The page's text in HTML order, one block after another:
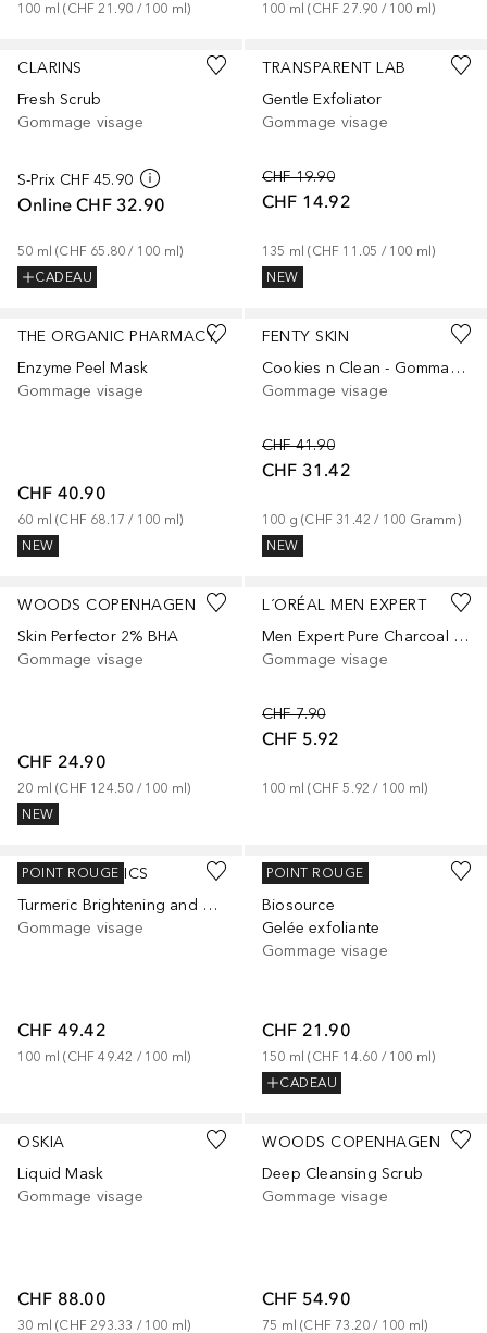
100 ml (CHF 21.90 / 100 ml) 100 ml (CHF 27.90 / 100 ml)
CLARINS
Fresh Scrub
Gommage visage
S-Prix CHF 45.90
Online CHF 32.90
50 ml (CHF 65.80 / 100 ml)
CADEAU
TRANSPARENT LAB
Gentle Exfoliator
Gommage visage
CHF 19.90
CHF 14.92
135 ml (CHF 11.05 / 100 ml)
NEW
THE ORGANIC PHARMACY
Enzyme Peel Mask
Gommage visage
CHF 40.90
60 ml (CHF 68.17 / 100 ml)
NEW
FENTY SKIN
Cookies n Clean - Gommage Désincrustant pour le visage
Gommage visage
CHF 41.90
CHF 31.42
100 g (CHF 31.42 / 100 Gramm)
NEW
WOODS COPENHAGEN
Skin Perfector 2% BHA
Gommage visage
CHF 24.90
20 ml (CHF 124.50 / 100 ml)
NEW
L´ORÉAL MEN EXPERT
Men Expert Pure Charcoal anti-imperfections
Gommage visage
CHF 7.90
CHF 5.92
100 ml (CHF 5.92 / 100 ml)
KORA ORGANICS
Turmeric Brightening and Exfoliating Mask (2-en-1)
Gommage visage
CHF 49.42
100 ml (CHF 49.42 / 100 ml)
POINT ROUGE
BIOTHERM
Biosource
Gelée exfoliante
Gommage visage
CHF 21.90
150 ml (CHF 14.60 / 100 ml)
CADEAU
POINT ROUGE
OSKIA
Liquid Mask
Gommage visage
CHF 88.00
30 ml (CHF 293.33 / 100 ml)
WOODS COPENHAGEN
Deep Cleansing Scrub
Gommage visage
CHF 54.90
75 ml (CHF 73.20 / 100 ml)